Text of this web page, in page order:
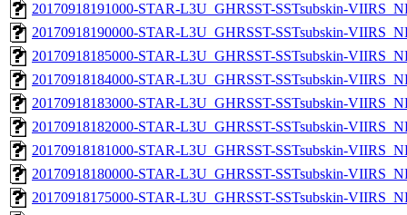
20170918191000-STAR-L3U_GHRSST-SSTsubskin-
20170918190000-STAR-L3U_GHRSST-SSTsubskin-
20170918185000-STAR-L3U_GHRSST-SSTsubskin-
20170918184000-STAR-L3U_GHRSST-SSTsubskin-
20170918183000-STAR-L3U_GHRSST-SSTsubskin-
20170918182000-STAR-L3U_GHRSST-SSTsubskin-
20170918181000-STAR-L3U_GHRSST-SSTsubskin-
20170918180000-STAR-L3U_GHRSST-SSTsubskin-
20170918175000-STAR-L3U_GHRSST-SSTsubskin-